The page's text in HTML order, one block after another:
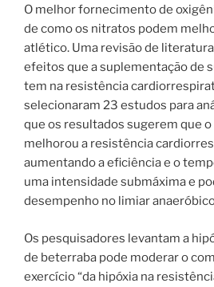
O melhor fornecimento de
de como os nitratos podem
atlético. Uma revisão de literatura
efeitos que a suplementação de
tem na resistência
selecionaram 23 estudos para
que os resultados sugerem que
melhorou a resistência
aumentando a eficiência e o
uma intensidade submáxima e
desempenho no limiar
Os pesquisadores levantam a
de beterraba pode moderar o
exercício “da hipóxia na